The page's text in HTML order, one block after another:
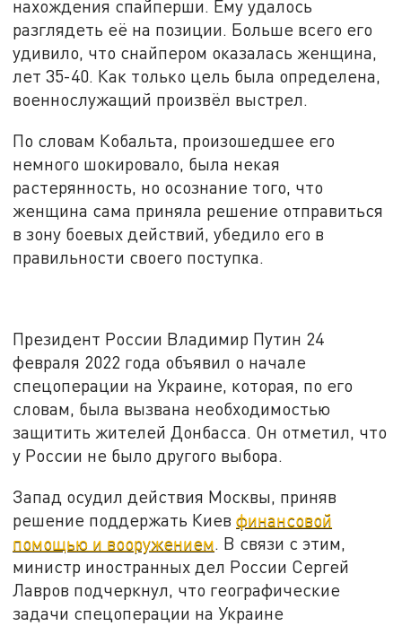
нахождения спайперши. Ему удалось
разглядеть её на позиции. Больше всего его
удивило, что снайпером оказалась женщина,
лет 35-40. Как только цель была определена,
военнослужащий произвёл выстрел.
По словам Кобальта, произошедшее его
немного шокировало, была некая
растерянность, но осознание того, что
женщина сама приняла решение отправиться
в зону боевых действий, убедило его в
правильности своего поступка.
Президент России Владимир Путин 24
февраля 2022 года объявил о начале
спецоперации на Украине, которая, по его
словам, была вызвана необходимостью
защитить жителей Донбасса. Он отметил, что
у России не было другого выбора.
Запад осудил действия Москвы, приняв
решение поддержать Киевфинансовой
помощью и вооружением. В связи с этим,
министр иностранных дел России Сергей
Лавров подчеркнул, что географические
задачи спецоперации на Украине